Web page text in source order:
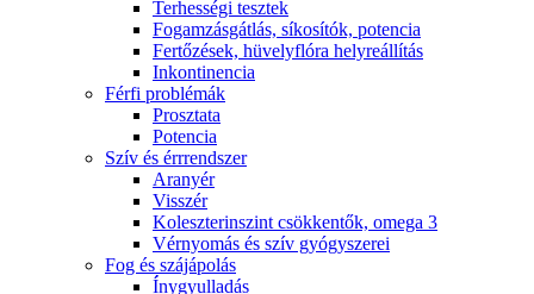
Terhességi tesztek
Fogamzásgátlás, síkosítók, potencia
Fertőzések, hüvelyflóra helyreállítás
Inkontinencia
Férfi problémák
Prosztata
Potencia
Szív és érrrendszer
Aranyér
Visszér
Koleszterinszint csökkentők, omega 3
Vérnyomás és szív gyógyszerei
Fog és szájápolás
Í́nygyulladás